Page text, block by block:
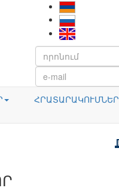
ՀՐԱՏԱՐԱԿՈՒՄՆԵՐ